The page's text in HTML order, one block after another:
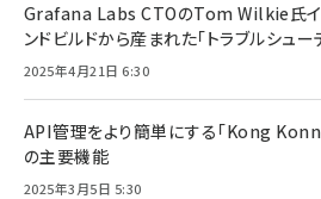
Grafana Labs CTOのTom Wilkie氏イ
ンドビルドから産まれた「トラブルシュ
2025年4月21日 6:30
API管理をより簡単にする「Kong
の主要機能
2025年3月5日 5:30